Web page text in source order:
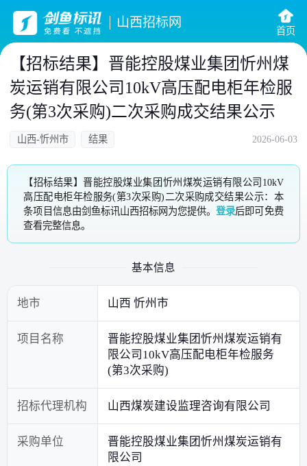
山西招标网
首页
【招标结果】晋能控股煤业集团忻州煤
炭运销有限公司10kV高压配电柜年检服
务(第3次采购)二次采购成交结果公示
山西-忻州市 结果 2026-06-03
【招标结果】晋能控股煤业集团忻州煤炭运销有限公司10kV
高压配电柜年检服务(第3次采购)二次采购成交结果公示：本
条项目信息由剑鱼标讯山西招标网为您提供。登录后即可免费
查看完整信息。
基本信息
地市 山西 忻州市
项目名称
晋能控股煤业集团忻州煤炭运销有
限公司10kV高压配电柜年检服务
(第3次采购)
招标代理机构 山西煤炭建设监理咨询有限公司
采购单位
晋能控股煤业集团忻州煤炭运销有
限公司